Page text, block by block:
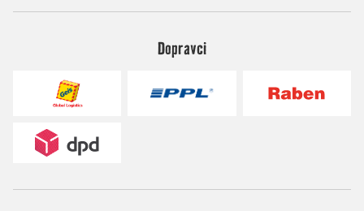
Dopravci